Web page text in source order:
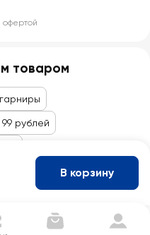
офертой
товаром
рублей
В корзину